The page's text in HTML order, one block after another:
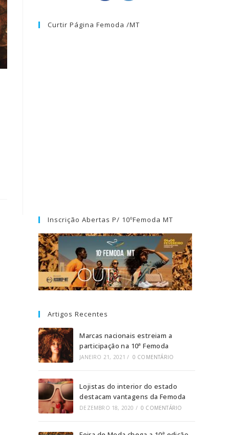
Curtir Página Femoda /MT
Inscrição Abertas P/ 10ºFemoda MT
Artigos Recentes
Marcas nacionais estreiam a
participação na 10ª Femoda
JANEIRO 21, 2021 / 0 COMENTÁRIO
Lojistas do interior do estado
destacam vantagens da Femoda
DEZEMBRO 18, 2020 / 0 COMENTÁRIO